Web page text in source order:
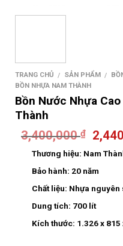
TRANG CHỦ / SẢN PHẨM /
BỒN NHỰA NAM THÀNH
Bồn Nước Nhựa
Thành
3,400,000₫
Thương hiệu: Nam
Bảo hành: 20 năm
Chất liệu: Nhựa nguyên
Dung tích: 700 lít
Kích thước: 1.326 x 815